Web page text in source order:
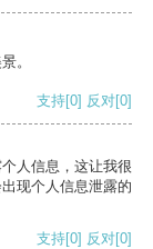
。
支持[0] 反对[0]
人信息，这让我很
现个人信息泄露的
支持[0] 反对[0]